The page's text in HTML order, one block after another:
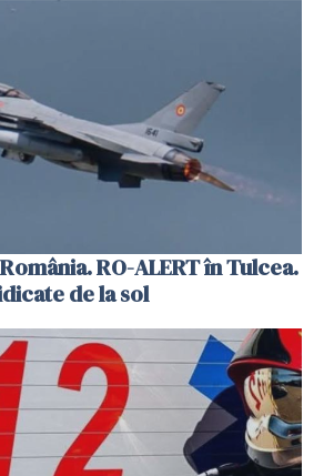
RO-ALERT în Tulcea.
de la sol